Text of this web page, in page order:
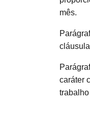
mês.
caráter